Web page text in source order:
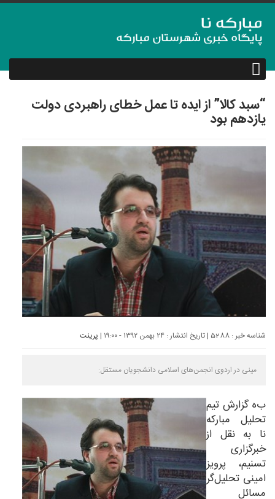
“سبد کالا” از ایده تا عمل خطای راهبردی دولت
یازدهم بود
شناسه خبر : 5288 | تاریخ انتشار : ۲۴ بهمن ۱۳۹۲ - ۱۹:۰۰ | پرینت
مینی در اردوی انجمن‌های اسلامی دانشجویان مستقل:
به گزارش تیم
تحلیل مبارکه
نا به نقل از
خبرگزاری
تسنیم، پرویز
امینی تحلیل‌گر
مسائل